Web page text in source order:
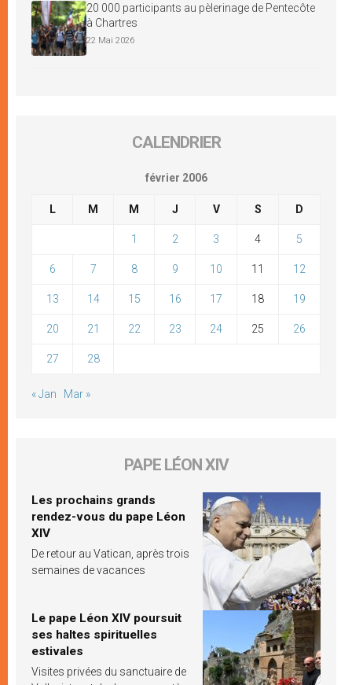
20 000 participants au pèlerinage de Pentecôte
à Chartres
22 Mai 2026
CALENDRIER
février 2006
L M M J V S D
1 2 3 4 5
6 7 8 9 10 11 12
13 14 15 16 17 18 19
20 21 22 23 24 25 26
27 28
« Jan Mar »
PAPE LÉON XIV
Les prochains grands
rendez-vous du pape Léon
XIV
De retour au Vatican, après trois
semaines de vacances
Le pape Léon XIV poursuit
ses haltes spirituelles
estivales
Visites privées du sanctuaire de